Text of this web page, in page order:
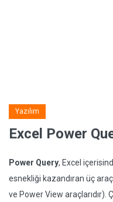
Yazılım
Excel Power
Power Query, Excel
esnekliği kazandıran üç
ve Power View araçlarıdır).